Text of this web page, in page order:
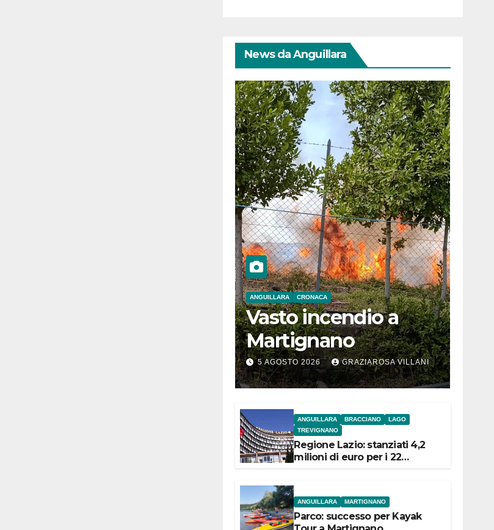
News da Anguillara
ANGUILLARA CRONACA
Vasto incendio a
Martignano
5 AGOSTO 2026 GRAZIAROSA VILLANI
ANGUILLARA BRACCIANO
LAGO
TREVIGNANO
Regione Lazio: stanziati 4,2
milioni di euro per i 22
ANGUILLARA MARTIGNANO
Parco: successo per Kayak